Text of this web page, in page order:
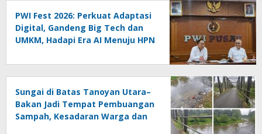
PWI Fest 2026: Perkuat Adaptasi
Digital, Gandeng Big Tech dan
UMKM, Hadapi Era AI Menuju HPN
Sungai di Batas Tanoyan Utara–
Bakan Jadi Tempat Pembuangan
Sampah, Kesadaran Warga dan